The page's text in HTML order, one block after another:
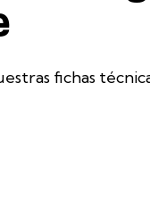
fichas